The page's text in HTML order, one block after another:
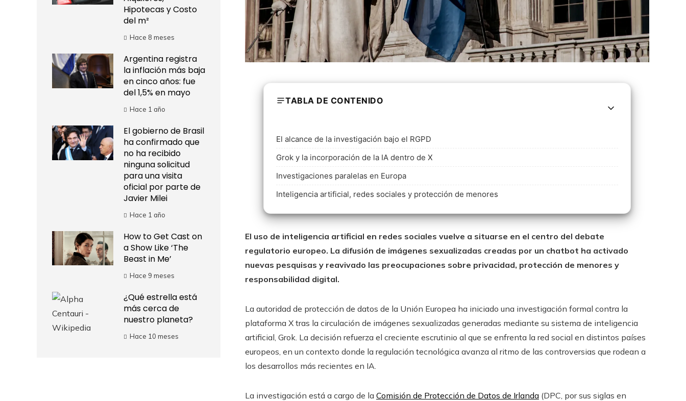
TABLA DE CONTENIDO
El alcance de la investigación bajo el RGPD
Grok y la incorporación de la IA dentro de X
Investigaciones paralelas en Europa
Inteligencia artificial, redes sociales y protección de menores
El uso de inteligencia artificial en redes sociales vuelve a situarse en el centro del debate
regulatorio europeo. La difusión de imágenes sexualizadas creadas por un chatbot ha activado
nuevas pesquisas y reavivado las preocupaciones sobre privacidad, protección de menores y
responsabilidad digital.
La autoridad de protección de datos de la Unión Europea ha iniciado una investigación formal contra la
plataforma X tras la circulación de imágenes sexualizadas generadas mediante su sistema de inteligencia
artificial, Grok. La decisión refuerza el creciente escrutinio al que se enfrenta la red social en distintos países
europeos, en un contexto donde la regulación tecnológica avanza al ritmo de las controversias que rodean a
los desarrollos más recientes en IA.
La investigación está a cargo de la Comisión de Protección de Datos de Irlanda (DPC, por sus siglas en
Hipotecas y Costo
del m²
Hace 8 meses
Argentina registra
la inflación más baja
en cinco años: fue
del 1,5% en mayo
Hace 1 año
El gobierno de Brasil
ha confirmado que
no ha recibido
ninguna solicitud
para una visita
oficial por parte de
Javier Milei
Hace 1 año
How to Get Cast on
a Show Like ‘The
Beast in Me’
Hace 9 meses
¿Qué estrella está
más cerca de
nuestro planeta?
Hace 10 meses